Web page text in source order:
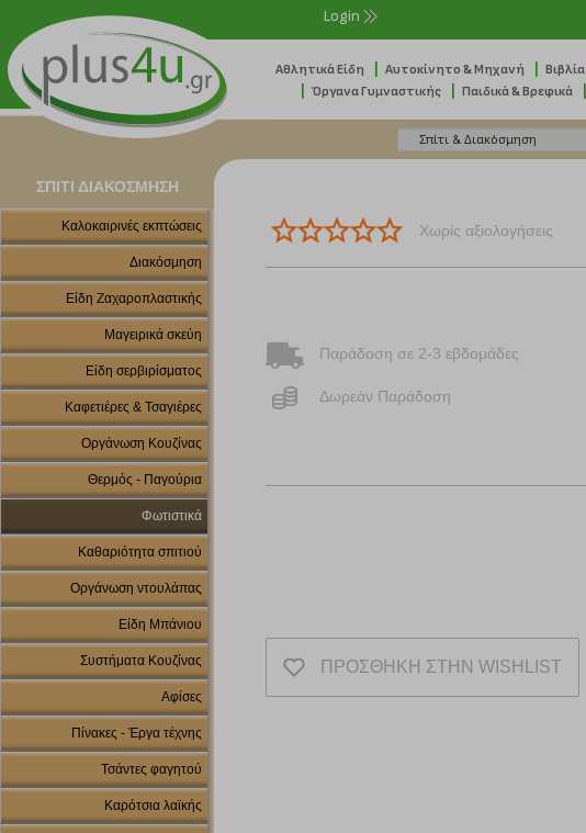
Login
Αθλητικά Είδη Αυτοκίνητο & Μηχανή Βιβλία
Όργανα Γυμναστικής Παιδικά & Βρεφικά
ΣΠΙΤΙ ΔΙΑΚΟΣΜΗΣΗ
Καλοκαιρινές εκπτώσεις
Διακόσμηση
Είδη Ζαχαροπλαστικής
Μαγειρικά σκεύη
Είδη σερβιρίσματος
Καφετιέρες & Τσαγιέρες
Οργάνωση Κουζίνας
Θερμός - Παγούρια
Φωτιστικά
Καθαριότητα σπιτιού
Οργάνωση ντουλάπας
Είδη Μπάνιου
Συστήματα Κουζίνας
Αφίσες
Πίνακες - Έργα τέχνης
Τσάντες φαγητού
Καρότσια λαϊκής
Χωρίς αξιολογήσεις
Παράδοση σε 2-3 εβδομάδες
Δωρεάν Παράδοση
ΠΡΟΣΘΗΚΗ ΣΤΗΝ WISHLIST